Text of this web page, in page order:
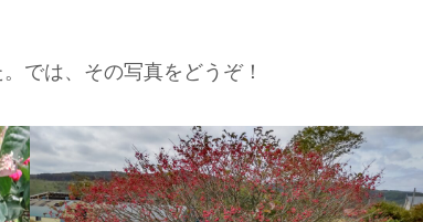
では、その写真をどうぞ！